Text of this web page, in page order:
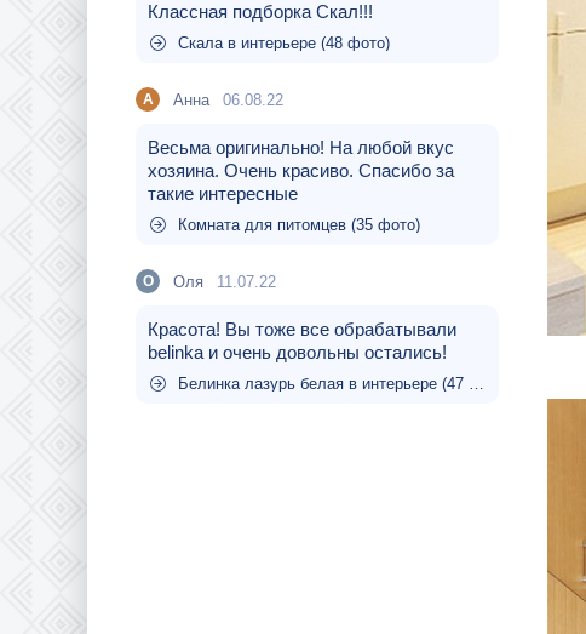
Классная подборка Скал!!!
Скала в интерьере (48 фото)
A Aнна 06.08.22
Весьма оригинально! На любой вкус
хозяина. Очень красиво. Спасибо за
такие интересные
Комната для питомцев (35 фото)
О Оля 11.07.22
Красота! Вы тоже все обрабатывали
belinka и очень довольны остались!
Белинка лазурь белая в интерьере (47 фото)